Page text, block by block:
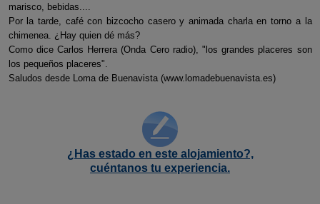
marisco, bebidas....
Por la tarde, café con bizcocho casero y animada charla en torno a la
chimenea. ¿Hay quien dé más?
Como dice Carlos Herrera (Onda Cero radio), "los grandes placeres son
los pequeños placeres".
Saludos desde Loma de Buenavista (www.lomadebuenavista.es)
¿Has estado en este alojamiento?,
cuéntanos tu experiencia.